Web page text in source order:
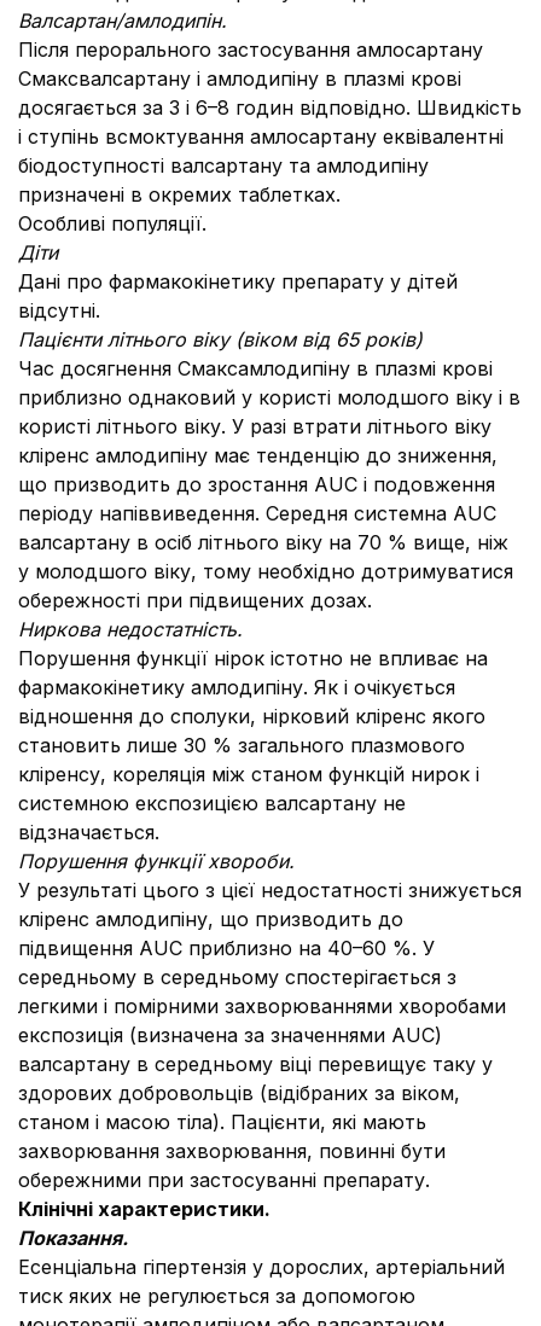
Валсартан/амлодипін.
Після перорального застосування амлосартану
Смаксвалсартану і амлодипіну в плазмі крові
досягається за 3 і 6–8 годин відповідно. Швидкість
і ступінь всмоктування амлосартану еквівалентні
біодоступності валсартану та амлодипіну
призначені в окремих таблетках.
Особливі популяції.
Діти
Дані про фармакокінетику препарату у дітей
відсутні.
Пацієнти літнього віку (віком від 65 років)
Час досягнення Смаксамлодипіну в плазмі крові
приблизно однаковий у користі молодшого віку і в
користі літнього віку. У разі втрати літнього віку
кліренс амлодипіну має тенденцію до зниження,
що призводить до зростання AUC і подовження
періоду напіввиведення. Середня системна AUC
валсартану в осіб літнього віку на 70 % вище, ніж
у молодшого віку, тому необхідно дотримуватися
обережності при підвищених дозах.
Ниркова недостатність.
Порушення функції нірок істотно не впливає на
фармакокінетику амлодипіну. Як і очікується
відношення до сполуки, нірковий кліренс якого
становить лише 30 % загального плазмового
кліренсу, кореляція між станом функцій нирок і
системною експозицією валсартану не
відзначається.
Порушення функції хвороби.
У результаті цього з цієї недостатності знижується
кліренс амлодипіну, що призводить до
підвищення AUC приблизно на 40–60 %. У
середньому в середньому спостерігається з
легкими і помірними захворюваннями хворобами
експозиція (визначена за значеннями AUC)
валсартану в середньому віці перевищує таку у
здорових добровольців (відібраних за віком,
станом і масою тіла). Пацієнти, які мають
захворювання захворювання, повинні бути
обережними при застосуванні препарату.
Клінічні характеристики.
Показання.
Есенціальна гіпертензія у дорослих, артеріальний
тиск яких не регулюється за допомогою